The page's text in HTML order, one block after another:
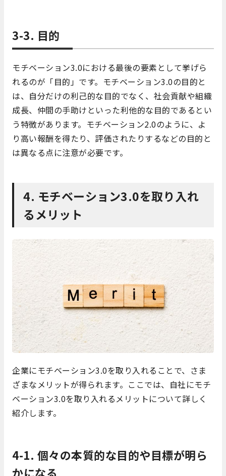
3-3. 目的
モチベーション3.0における最後の要素として挙げら
れるのが「目的」です。モチベーション3.0の目的と
は、自分だけの利己的な目的でなく、社会貢献や組織
成長、仲間の手助けといった利他的な目的であるとい
う特徴があります。モチベーション2.0のように、よ
り高い報酬を得たり、評価されたりするなどの目的と
は異なる点に注意が必要です。
4. モチベーション3.0を取り入れ
るメリット
企業にモチベーション3.0を取り入れることで、さま
ざまなメリットが得られます。ここでは、自社にモチ
ベーション3.0を取り入れるメリットについて詳しく
紹介します。
4-1. 個々の本質的な目的や目標が明ら
かになる